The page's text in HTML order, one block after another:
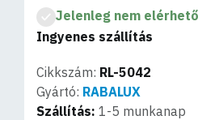
Jelenleg nem elérhető
Ingyenes szállítás
Cikkszám: RL-5042
Gyártó: RABALUX
Szállítás: 1-5 munkanap